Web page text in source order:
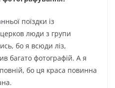
поїздки із
люди з групи
бо я всюди ліз,
багато фотографій. А я
бо ця краса повинна